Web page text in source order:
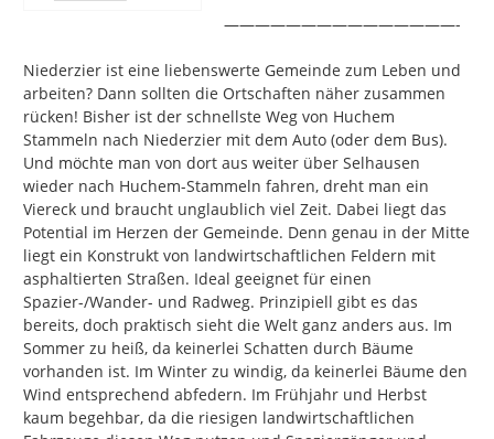
———————————————-
Niederzier ist eine liebenswerte Gemeinde zum Leben und
arbeiten? Dann sollten die Ortschaften näher zusammen
rücken! Bisher ist der schnellste Weg von Huchem
Stammeln nach Niederzier mit dem Auto (oder dem Bus).
Und möchte man von dort aus weiter über Selhausen
wieder nach Huchem-Stammeln fahren, dreht man ein
Viereck und braucht unglaublich viel Zeit. Dabei liegt das
Potential im Herzen der Gemeinde. Denn genau in der Mitte
liegt ein Konstrukt von landwirtschaftlichen Feldern mit
asphaltierten Straßen. Ideal geeignet für einen
Spazier-/Wander- und Radweg. Prinzipiell gibt es das
bereits, doch praktisch sieht die Welt ganz anders aus. Im
Sommer zu heiß, da keinerlei Schatten durch Bäume
vorhanden ist. Im Winter zu windig, da keinerlei Bäume den
Wind entsprechend abfedern. Im Frühjahr und Herbst
kaum begehbar, da die riesigen landwirtschaftlichen